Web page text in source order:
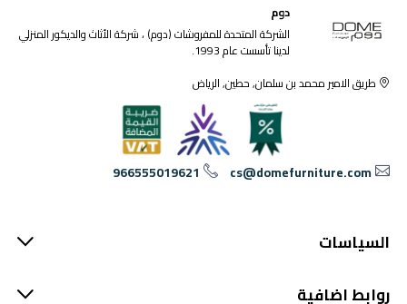
دوم
الشركة المتحدة للمفروشات (دوم) ، شركة الأثاث والديكور المنزلي
لدينا تأسست عام 1993.
طريق الامير محمد بن سلمان, حطين, الرياض
cs@domefurniture.com
966555019621
السياسات
روابط اضافية